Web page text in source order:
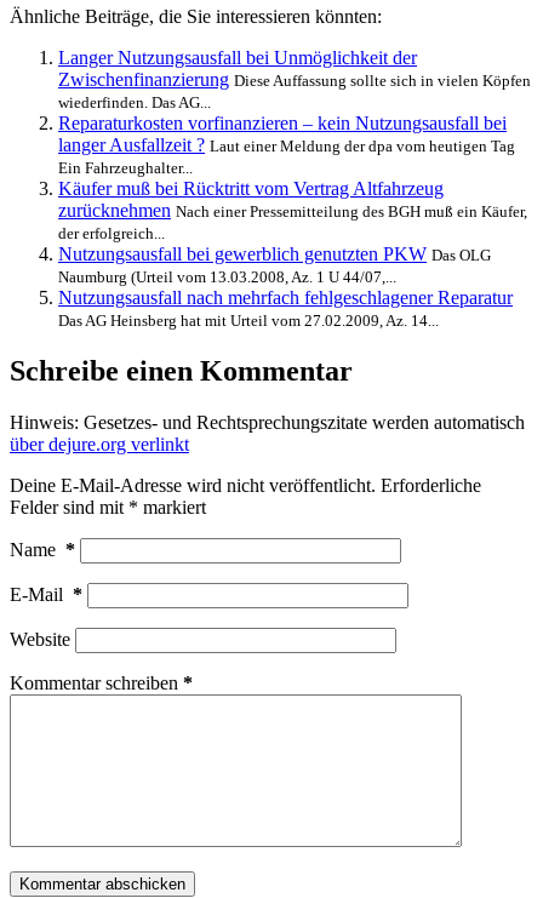
Ähnliche Beiträge, die Sie interessieren könnten:
Langer Nutzungsausfall bei Unmöglichkeit der
Zwischenfinanzierung Diese Auffassung sollte sich in vielen Köpfen
wiederfinden. Das AG...
Reparaturkosten vorfinanzieren – kein Nutzungsausfall bei
langer Ausfallzeit ? Laut einer Meldung der dpa vom heutigen Tag
Ein Fahrzeughalter...
Käufer muß bei Rücktritt vom Vertrag Altfahrzeug
zurücknehmen Nach einer Pressemitteilung des BGH muß ein Käufer,
der erfolgreich...
Nutzungsausfall bei gewerblich genutzten PKW Das OLG
Naumburg (Urteil vom 13.03.2008, Az. 1 U 44/07,...
Nutzungsausfall nach mehrfach fehlgeschlagener Reparatur
Das AG Heinsberg hat mit Urteil vom 27.02.2009, Az. 14...
Schreibe einen Kommentar
Hinweis: Gesetzes- und Rechtsprechungszitate werden automatisch
über dejure.org verlinkt
Deine E-Mail-Adresse wird nicht veröffentlicht. Erforderliche
Felder sind mit * markiert
Name *
E-Mail *
Website
Kommentar schreiben *
Kommentar abschicken